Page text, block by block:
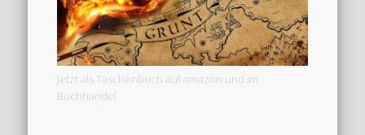
Jetzt als Taschenbuch auf amazon und im
Buchhandel